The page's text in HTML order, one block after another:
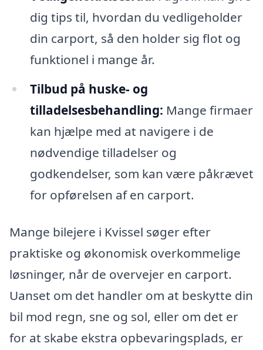
dig tips til, hvordan du vedligeholder
din carport, så den holder sig flot og
funktionel i mange år.
Tilbud på huske- og
tilladelsesbehandling: Mange firmaer
kan hjælpe med at navigere i de
nødvendige tilladelser og
godkendelser, som kan være påkrævet
for opførelsen af en carport.
Mange bilejere i Kvissel søger efter
praktiske og økonomisk overkommelige
løsninger, når de overvejer en carport.
Uanset om det handler om at beskytte din
bil mod regn, sne og sol, eller om det er
for at skabe ekstra opbevaringsplads, er